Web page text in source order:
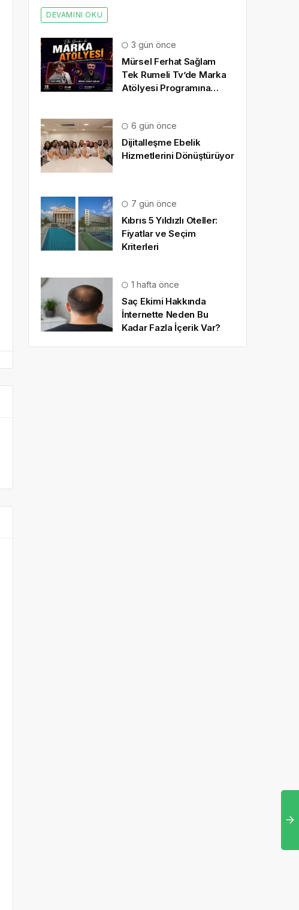
DEVAMINI OKU
3 gün önce
Mürsel Ferhat Sağlam
Tek Rumeli Tv’de Marka
Atölyesi Programına
6 gün önce
Dijitalleşme Ebelik
Hizmetlerini Dönüştürüyor
7 gün önce
Kıbrıs 5 Yıldızlı Oteller:
Fiyatlar ve Seçim
Kriterleri
1 hafta önce
Saç Ekimi Hakkında
İnternette Neden Bu
Kadar Fazla İçerik Var?